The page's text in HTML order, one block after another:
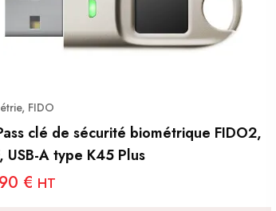
, FIDO
clé de sécurité biométrique FIDO2,
USB-A type K45 Plus
€ HT